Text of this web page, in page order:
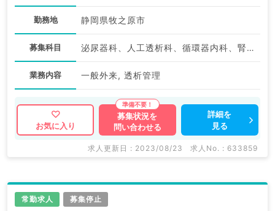
勤務地 静岡県牧之原市
募集科目 泌尿器科、人工透析科、循環器内科、腎臓内科
業務内容 一般外来, 透析管理
お気に入り
募集状況を
問い合わせる
詳細を
見る
求人更新日 : 2023/08/23 求人No. : 633859
常勤求人 募集停止